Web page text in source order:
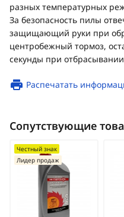
разных температурных
За безопасность пилы
защищающий руки при
центробежный тормоз,
секунды при
Распечатать
Сопутствующие
Честный знак
Лидер продаж